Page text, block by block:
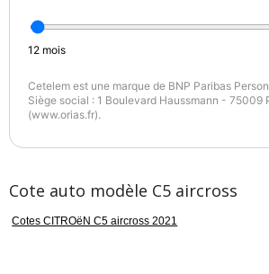
12 mois
Cetelem est une marque de BNP Paribas
Siège social : 1 Boulevard Haussmann - 75009
(www.orias.fr).
Cote auto modèle C5 aircross
Cotes CITROëN C5 aircross 2021